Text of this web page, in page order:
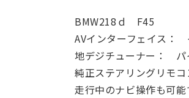
BMW218ｄ F45
AVインターフェイス
地デジチューナー：
純正ステアリングリモコ
走行中のナビ操作も可能